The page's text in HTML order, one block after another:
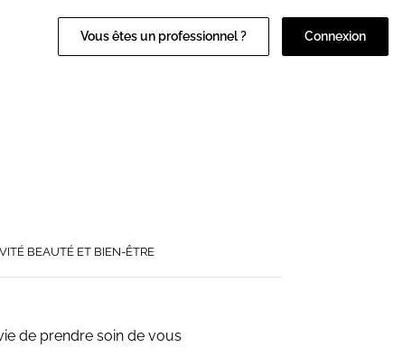
Vous êtes un professionnel ? Connexion
BEAUTÉ ET BIEN-ÊTRE
de prendre soin de vous